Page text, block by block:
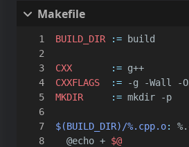
lvalue
BUILD_DIR :=
CXX :=
CXXFLAGS
:= -g -Wall -
MKDIR
:=
$(BUILD_DIR)/%.cpp.o: %.
	@echo +
$@